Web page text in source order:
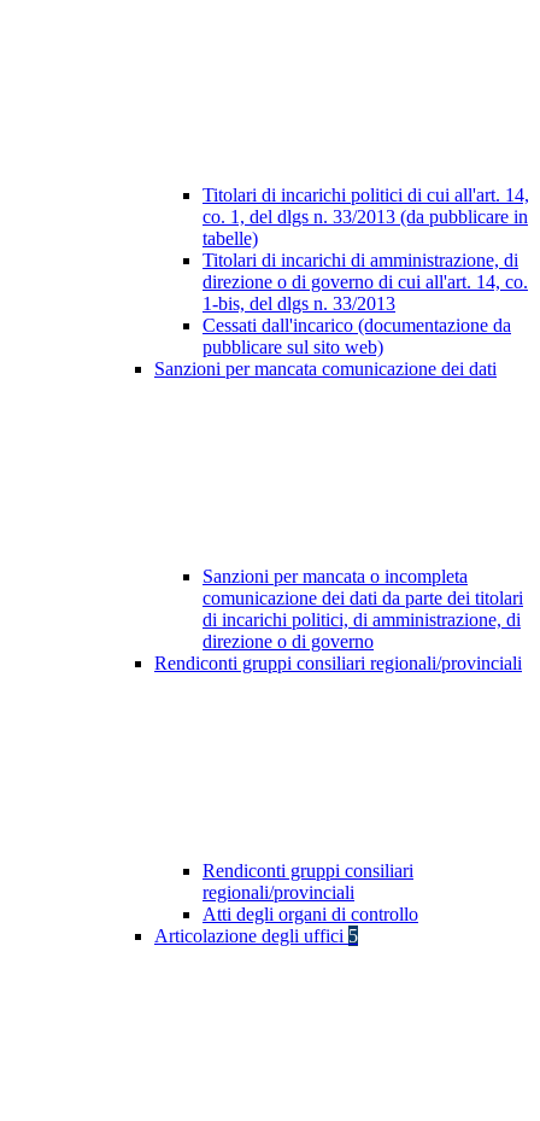
Titolari di incarichi politici di cui all'art. 14,
co. 1, del dlgs n. 33/2013 (da pubblicare in
tabelle)
Titolari di incarichi di amministrazione, di
direzione o di governo di cui all'art. 14, co.
1-bis, del dlgs n. 33/2013
Cessati dall'incarico (documentazione da
pubblicare sul sito web)
Sanzioni per mancata comunicazione dei dati
Sanzioni per mancata o incompleta
comunicazione dei dati da parte dei titolari
di incarichi politici, di amministrazione, di
direzione o di governo
Rendiconti gruppi consiliari regionali/provinciali
Rendiconti gruppi consiliari
regionali/provinciali
Atti degli organi di controllo
Articolazione degli uffici 5